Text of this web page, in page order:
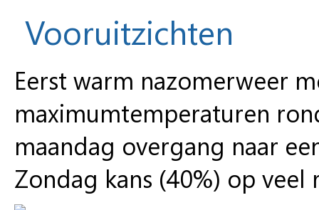
Vooruitzichten
Eerst warm nazomerweer
maximumtemperaturen
maandag overgang naar
Zondag kans (40%) op veel